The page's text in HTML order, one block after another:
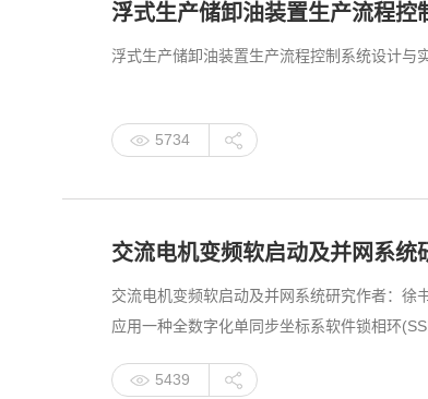
浮式生产储卸油装置生产流程控
浮式生产储卸油装置生产流程控制系统设计与
5734
交流电机变频软启动及并网系统
交流电机变频软启动及并网系统研究作者：徐
应用一种全数字化单同步坐标系软件锁相环
5439